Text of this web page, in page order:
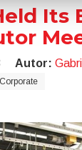
Its
Autor:
Corporate